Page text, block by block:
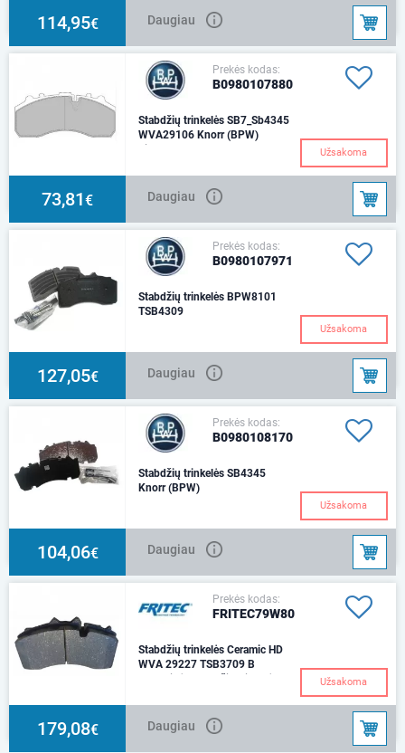
114,95€ Daugiau
Prekės kodas:
B0980107880
Stabdžių trinkelės SB7_Sb4345
WVA29106 Knorr (BPW)
Tinka DAF XF 105, 106
Užsakoma
73,81€ Daugiau
Prekės kodas:
B0980107971
Stabdžių trinkelės BPW8101
TSB4309
Užsakoma
127,05€ Daugiau
Prekės kodas:
B0980108170
Stabdžių trinkelės SB4345
Knorr (BPW)
Užsakoma
104,06€ Daugiau
Prekės kodas:
FRITEC79W80
Stabdžių trinkelės Ceramic HD
WVA 29227 TSB3709 B
Keraminės stabdžių trinkelės
priekaboms su BPW
ašimisStabdžių sistema:
TSB3709
Užsakoma
179,08€ Daugiau